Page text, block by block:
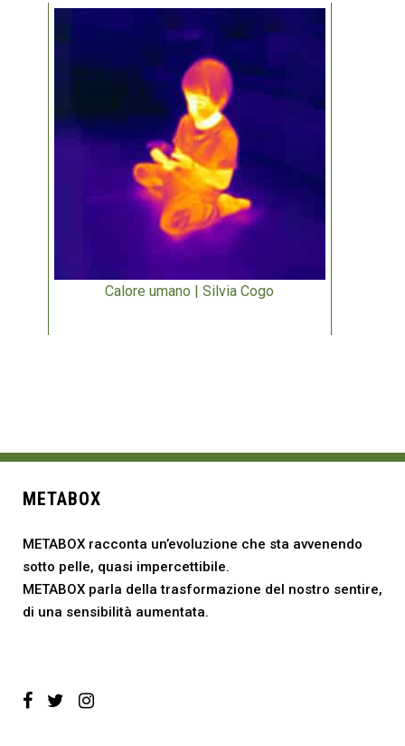
Calore umano | Silvia Cogo
METABOX
METABOX racconta un’evoluzione che sta avvenendo
sotto pelle, quasi impercettibile.
METABOX parla della trasformazione del nostro sentire,
di una sensibilità aumentata.